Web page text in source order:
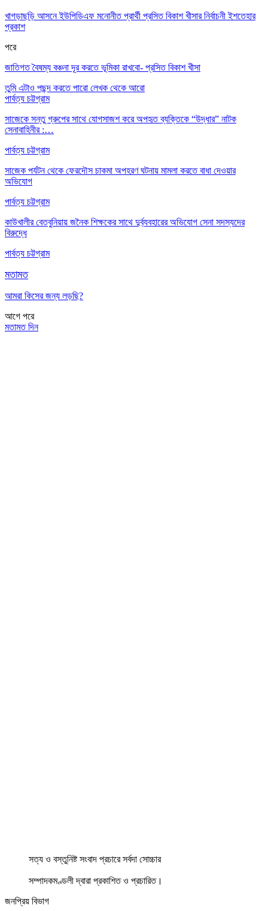
খাগড়াছড়ি আসনে ইউপিডিএফ মনোনীত প্রার্থী প্রসিত বিকাশ খীসার নির্বাচনী ইশতেহার
প্রকাশ
পরে
জাতিগত বৈষম্য বঞ্চনা দূর করতে ভূমিকা রাখবো- প্রসিত বিকাশ খীসা
তুমি এটাও পছন্দ করতে পারো লেখক থেকে আরো
পার্বত্য চট্টগ্রাম
সাজেকে সন্তু গ্রুপের সাথে যোগসাজশ করে অপহৃত ব্যক্তিকে “উদ্ধার” নাটক
সেনাবাহিনীর :…
পার্বত্য চট্টগ্রাম
সাজেক পর্যটন থেকে ফেরদৌস চাকমা অপহরণ ঘটনায় মামলা করতে বাধা দেওয়ার
অভিযোগ
পার্বত্য চট্টগ্রাম
কাউখালীর বেতবুনিয়ায় জনৈক শিক্ষকের সাথে দুর্ব্যবহারের অভিযোগ সেনা সদস্যদের
বিরুদ্ধে
পার্বত্য চট্টগ্রাম
মতামত
আমরা কিসের জন্য লড়ছি?
আগে পরে
মতামত দিন
সত্য ও বস্তুনিষ্ট সংবাদ প্রচারে সর্বদা সোচ্চার
সম্পাদকমণ্ডলী দ্বারা প্রকাশিত ও প্রচারিত।
জনপ্রিয় বিভাগ